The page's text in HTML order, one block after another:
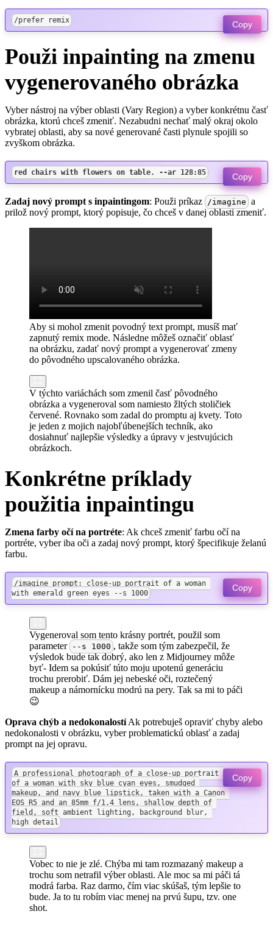
/prefer remix Copy
Použi inpainting na zmenu
vygenerovaného obrázka
Vyber nástroj na výber oblasti (Vary Region) a vyber konkrétnu časť
obrázka, ktorú chceš zmeniť. Nezabudni nechať malý okraj okolo
vybratej oblasti, aby sa nové generované časti plynule spojili so
zvyškom obrázka.
red chairs with flowers on table. --ar 128:85 Copy
Zadaj nový prompt s inpaintingom: Použi príkaz /imagine a
prilož nový prompt, ktorý popisuje, čo chceš v danej oblasti zmeniť.
Aby si mohol zmenit povodný text prompt, musíš mať
zapnutý remix mode. Následne môžeš označiť oblasť
na obrázku, zadať nový prompt a vygenerovať zmeny
do pôvodného upscalovaného obrázka.
V týchto variáchách som zmenil časť pôvodného
obrázka a vygeneroval som namiesto žltých stoličiek
červené. Rovnako som zadal do promptu aj kvety. Toto
je jeden z mojich najobľúbenejších techník, ako
dosiahnuť najlepšie výsledky a úpravy v jestvujúcich
obrázkoch.
Konkrétne príklady
použitia inpaintingu
Zmena farby očí na portréte: Ak chceš zmeniť farbu očí na
portréte, vyber iba oči a zadaj nový prompt, ktorý špecifikuje želanú
farbu.
/imagine prompt: close-up portrait of a woman
with emerald green eyes --s 1000
Copy
Vygeneroval som tento krásny portrét, použil som
parameter --s 1000 , takže som tým zabezpečil, že
výsledok bude tak dobrý, ako len z Midjourney môže
byť- Idem sa pokúsiť túto moju upotenú generáciu
trochu prerobiť. Dám jej nebeské oči, roztečený
makeup a námornícku modrú na pery. Tak sa mi to páči
😉
Oprava chýb a nedokonalostíAk potrebuješ opraviť chyby alebo
nedokonalosti v obrázku, vyber problematickú oblasť a zadaj
prompt na jej opravu.
A professional photograph of a close-up portrait
of a woman with sky blue cyan eyes, smudged
makeup, and navy blue lipstick, taken with a Canon
EOS R5 and an 85mm f/1.4 lens, shallow depth of
field, soft ambient lighting, background blur,
high detail
Copy
Vobec to nie je zlé. Chýba mi tam rozmazaný makeup a
trochu som netrafil výber oblasti. Ale moc sa mi páči tá
modrá farba. Raz darmo, čím viac skúšaš, tým lepšie to
bude. Ja to tu robím viac menej na prvú šupu, tzv. one
shot.